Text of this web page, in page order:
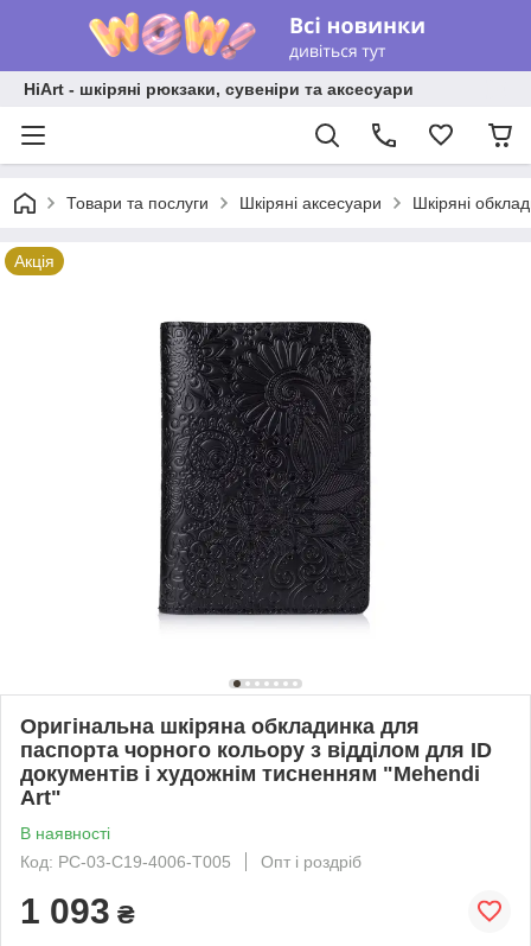
HiArt - шкіряні рюкзаки, сувеніри та аксесуари
Товари та послуги Шкіряні аксесуари Шкіряні
Акція
Оригінальна шкіряна обкладинка для
паспорта чорного кольору з відділом для ID
документів і художнім тисненням "Mehendi
Art"
В наявності
Код: PC-03-C19-4006-T005
Опт і роздріб
1 093 ₴